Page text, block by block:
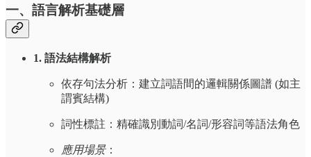
一、語言解析基礎層
1. 語法結構解析
依存句法分析：建立詞語間的邏輯關係圖譜 (如主
謂賓結構)
詞性標註：精確識別動詞/名詞/形容詞等語法角色
應用場景：